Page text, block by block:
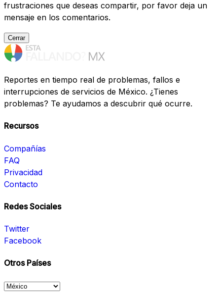
frustraciones que deseas compartir, por favor deja un
mensaje en los comentarios.
Cerrar
Reportes en tiempo real de problemas, fallos e
interrupciones de servicios de México. ¿Tienes
problemas? Te ayudamos a descubrir qué ocurre.
Recursos
Compañías
FAQ
Privacidad
Contacto
Redes Sociales
Twitter
Facebook
Otros Países